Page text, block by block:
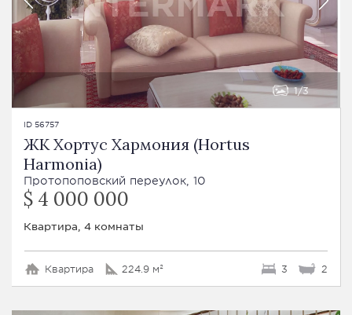
1 3
ID 56757
ЖК Хортус Хармония (Hortus
Harmonia)
Протопоповский переулок, 10
$ 4 000 000
Квартира, 4 комнаты
Квартира 224.9 м² 3 2